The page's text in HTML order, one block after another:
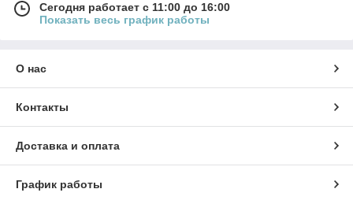
Сегодня работает с 11:00 до 16:00
Показать весь график работы
О нас
Контакты
Доставка и оплата
График работы